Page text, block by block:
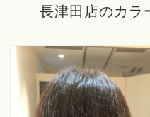
長津田店のカラ